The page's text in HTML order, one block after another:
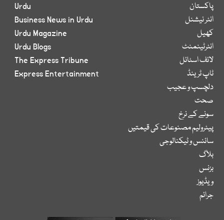
پاکستان
انٹر نیشنل
کھیل
انٹرٹینمنٹ
لائف اسٹائل
ٹاپ ٹرینڈ
دلچسپ و عجیب
صحت
سونے کے نرخ
پیٹرولیم مصنوعات کی قیمتیں
سائنس و ٹیکنالوجی
بلاگ
بزنس
ویڈیوز
جرائم
Urdu
Business News in Urdu
Urdu Magazine
Urdu Blogs
The Express Tribune
Express Entertainment